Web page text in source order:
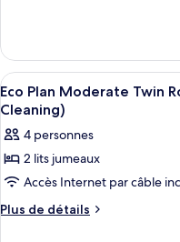
chambre :
Twin
Room
Twin
Room
Afficher
toutes
les
photos
pour
ce
type
6
Eco Plan Moderate Twin
Cleaning)
4 personnes
2 lits jumeaux
Accès Internet par câble
Plus de détails
Plus